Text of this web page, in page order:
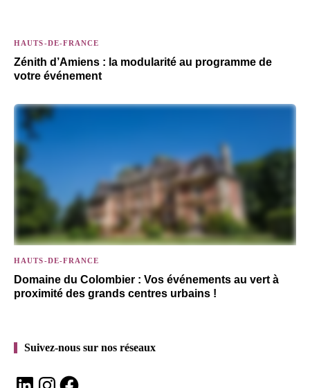
HAUTS-DE-FRANCE
Zénith d’Amiens : la modularité au programme de
votre événement
HAUTS-DE-FRANCE
Domaine du Colombier : Vos événements au vert à
proximité des grands centres urbains !
Suivez-nous sur nos réseaux
LinkedInInstagramFacebook